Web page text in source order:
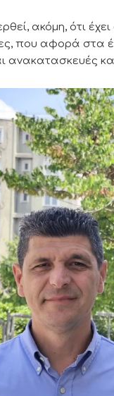
ακόμη, ότι
που αφορά στα
ανακατασκευές